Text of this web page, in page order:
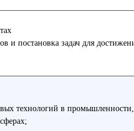
постановка задач для
технологий в промышленности,